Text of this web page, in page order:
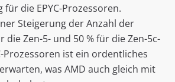
für die EPYC-Prozessoren.
Steigerung der Anzahl der
die Zen-5- und 50 % für die Zen-5c-
Prozessoren ist ein ordentliches
was AMD auch gleich mit